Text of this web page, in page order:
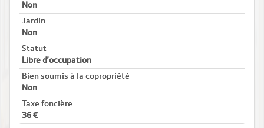
Non
Jardin
Non
Statut
Libre d'occupation
Bien soumis à la copropriété
Non
Taxe foncière
36